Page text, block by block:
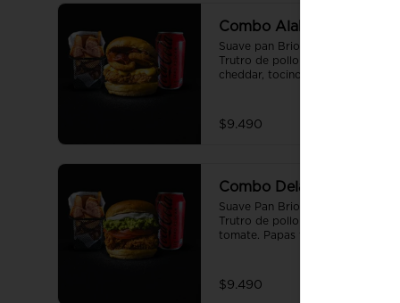
Combo Alabama
Suave pan Brioche de 10 cm,
Trutro de pollo crocante, queso
cheddar, tocino crispy, aros de
bebida de 350 cc a elección.
$9.490
Combo Delaware
Suave Pan Brioche de 10 cm,
Trutro de pollo crocante, palta,
tomate. Papas fritas
elección y una Bebida de 350cc
a elección.
$9.490